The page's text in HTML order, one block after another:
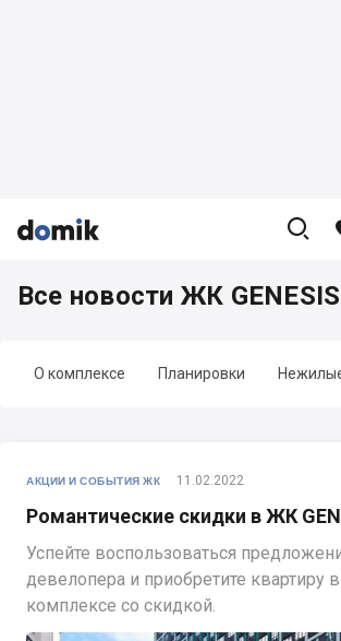


 
О комплексе Планировки
Все новости ЖК GENESIS
АКЦИИ И СОБЫТИЯ ЖК 11.02.2022
Романтические скидки в ЖК
Успейте воспользоваться
девелопера и приобретите квартиру
комплексе со скидкой.